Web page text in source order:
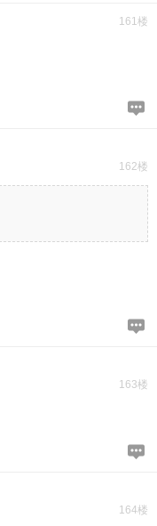
161楼
162楼
163楼
164楼